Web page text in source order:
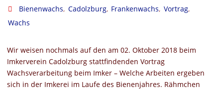
Bienenwachs, Cadolzburg, Frankenwachs, Vortrag,
Wachs
Wir weisen nochmals auf den am 02. Oktober 2018 beim
Imkerverein Cadolzburg stattfindenden Vortrag
Wachsverarbeitung beim Imker – Welche Arbeiten ergeben
sich in der Imkerei im Laufe des Bienenjahres. Rähmchen